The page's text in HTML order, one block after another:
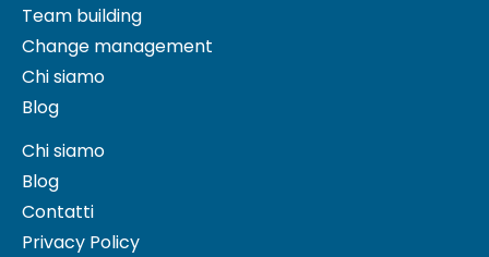
Team building
Change management
Chi siamo
Blog
Chi siamo
Blog
Contatti
Privacy Policy